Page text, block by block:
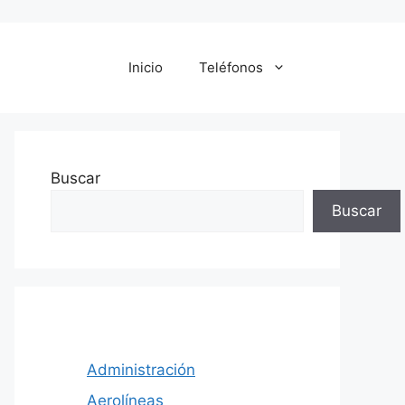
Inicio Teléfonos
Buscar
Buscar
Administración
Aerolíneas